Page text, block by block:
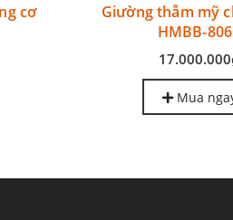
cơ
Giường thẫm mỹ
HMBB-
Mua